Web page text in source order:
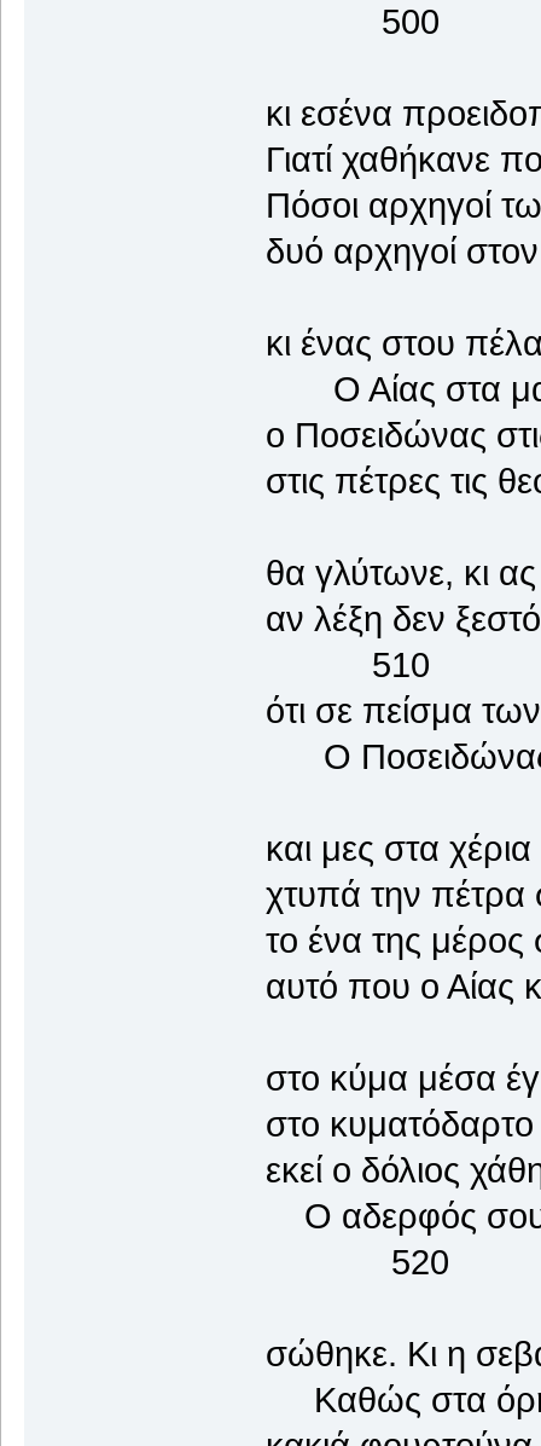
500
κι εσένα
Γιατί χαθήκανε
Πόσοι αρχηγοί
δυό αρχηγοί
κι ένας στου
Ο Αίας στα
ο Ποσειδώνας
στις πέτρες τις
θα γλύτωνε, κι
αν λέξη δεν
510
ότι σε πείσμα
Ο Ποσειδώνας
και μες στα
χτυπά την πέτρα
το ένα της μέρος
αυτό που ο Αίας
στο κύμα μέσα
στο
εκεί ο δόλιος
Ο αδερφός σου
520
σώθηκε. Κι η
Καθώς στα όρη